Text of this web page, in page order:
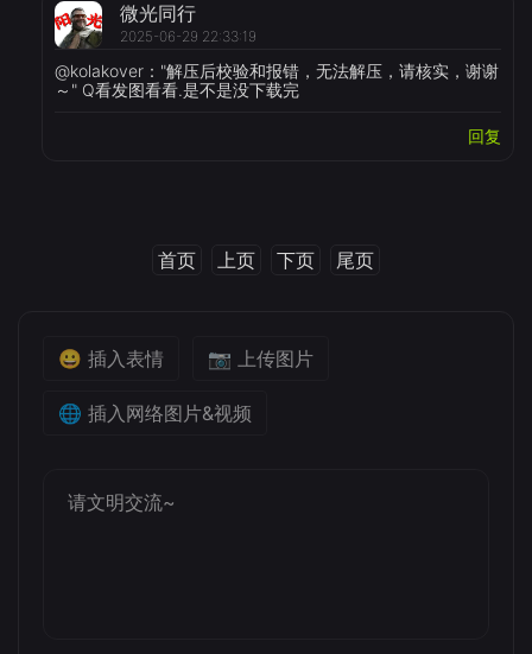
微光同行
2025-06-29 22:33:19
@kolakover："解压后校验和报错，无法解压，请核实，谢谢
～" Q看发图看看.是不是没下载完
回复
首页 上页 下页 尾页
😀 插入表情 📷 上传图片
🌐 插入网络图片&视频